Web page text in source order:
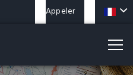
Appeler